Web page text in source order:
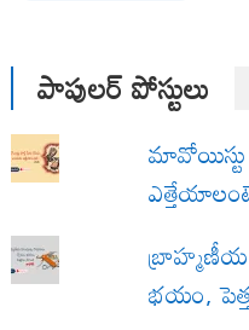
పాపులర్ పోస్టులు
మావోయిస్టు
భయం,